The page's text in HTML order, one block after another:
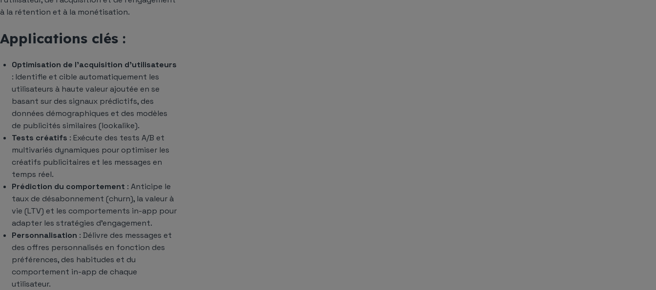
à la rétention et à la monétisation.
Applications clés :
Optimisation de l’acquisition d’utilisateurs
: Identifie et cible automatiquement les
utilisateurs à haute valeur ajoutée en se
basant sur des signaux prédictifs, des
données démographiques et des modèles
de publicités similaires (lookalike).
Tests créatifs : Exécute des tests A/B et
multivariés dynamiques pour optimiser les
créatifs publicitaires et les messages en
temps réel.
Prédiction du comportement : Anticipe le
taux de désabonnement (churn), la valeur à
vie (LTV) et les comportements in-app pour
adapter les stratégies d’engagement.
Personnalisation : Délivre des messages et
des offres personnalisés en fonction des
préférences, des habitudes et du
comportement in-app de chaque
utilisateur.